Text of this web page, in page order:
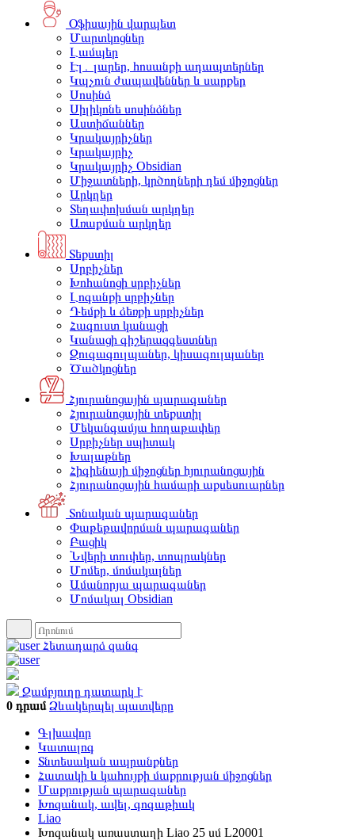
Օֆիսային վարպետ
Մարտկոցներ
Լամպեր
Էլ․ լարեր, հոսանքի ադապտերներ
Կպչուն ժապավեններ և սարքեր
Սոսինձ
Սիլիկոնե սոսինձներ
Աստիճաններ
Կրակայրիչներ
Կրակայրիչ
Կրակայրիչ Obsidian
Միջատների, կրծողների դեմ միջոցներ
Արկղեր
Տեղափոխման արկղեր
Առաքման արկղեր
Տեքստիլ
Սրբիչներ
Խոհանոցի սրբիչներ
Լոգանքի սրբիչներ
Դեմքի և ձեռքի սրբիչներ
Հագուստ կանացի
Կանացի գիշերազգեստներ
Զուգագուլպաներ, կիսագուլպաներ
Ծածկոցներ
Հյուրանոցային պարագաներ
Հյուրանոցային տեքստիլ
Մեկանգամյա հողաթափեր
Սրբիչներ սպիտակ
Խալաթներ
Հիգիենայի միջոցներ հյուրանոցային
Հյուրանոցային համարի աքսեսուարներ
Տոնական պարագաներ
Փաթեթավորման պարագաներ
Բացիկ
Նվերի տուփեր, տոպրակներ
Մոմեր, մոմակալներ
Ամանորյա պարագաներ
Մոմակալ Obsidian
Հետադարձ զանգ
Զամբյուղը դատարկ է
0 դրամ Ձևակերպել պատվերը
Գլխավոր
Կատալոգ
Տնտեսական ապրանքներ
Հատակի և կահույքի մաքրության միջոցներ
Մաքրության պարագաներ
Խոզանակ, ավել, գոգաթիակ
Liao
Խոզանակ առաստաղի Liao 25 սմ L20001